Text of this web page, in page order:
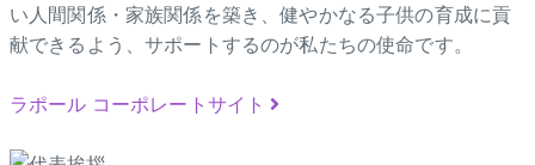
い人間関係・家族関係を築き、健やかなる子供の育成に貢
献できるよう、サポートするのが私たちの使命です。
ラポール コーポレートサイト